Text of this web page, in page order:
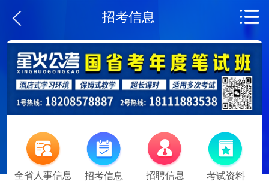
招考信息
全省人事信息 招考信息 招聘信息 考试资料